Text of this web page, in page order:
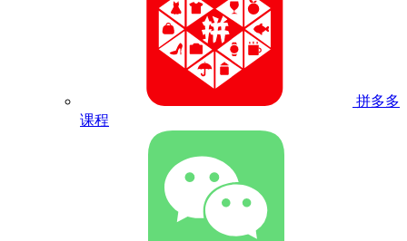
拼多多
课程